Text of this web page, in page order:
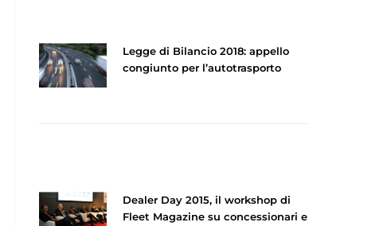
Legge di Bilancio 2018: appello
congiunto per l’autotrasporto
Dealer Day 2015, il workshop di
Fleet Magazine su concessionari e